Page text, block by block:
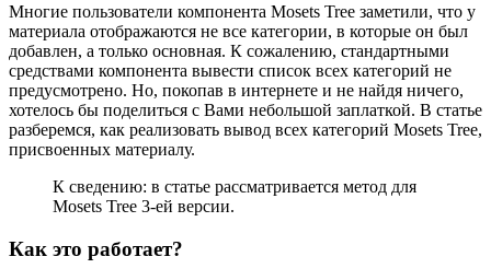
Многие пользователи компонента Mosets Tree заметили, что у
материала отображаются не все категории, в которые он был
добавлен, а только основная. К сожалению, стандартными
средствами компонента вывести список всех категорий не
предусмотрено. Но, покопав в интернете и не найдя ничего,
хотелось бы поделиться с Вами небольшой заплаткой. В статье
разберемся, как реализовать вывод всех категорий Mosets Tree,
присвоенных материалу.
К сведению: в статье рассматривается метод для
Mosets Tree 3-ей версии.
Как это работает?